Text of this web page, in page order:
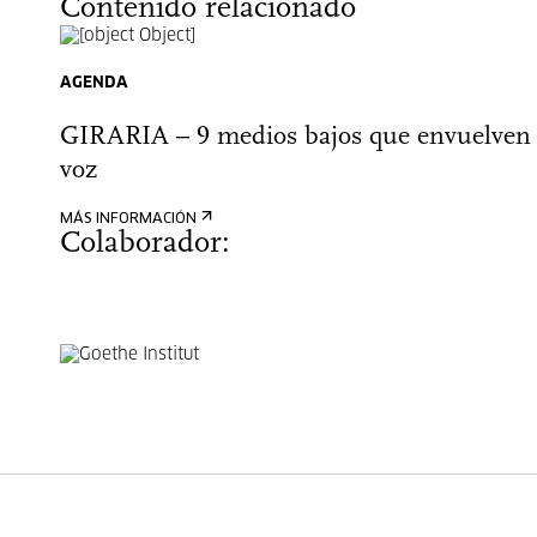
Contenido relacionado
AGENDA
GIRARIA – 9 medios bajos que envuelven
voz
MÁS INFORMACIÓN
Colaborador: